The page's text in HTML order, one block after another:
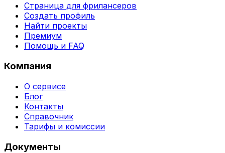
Страница для фрилансеров
Создать профиль
Найти проекты
Премиум
Помощь и FAQ
Компания
О сервисе
Блог
Контакты
Справочник
Тарифы и комиссии
Документы